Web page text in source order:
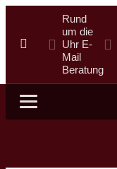
Rund
um die
Uhr E-
Mail
Beratung